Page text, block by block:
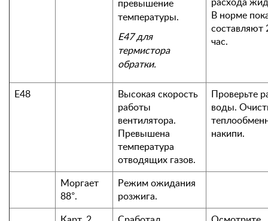
превышение
температуры.
Е47 для
термистора
обратки.
расхода
В норме
составляют
час.
Е48
Высокая скорость
работы
вентилятора.
Превышена
температура
отводящих газов.
Проверьте
воды.
накипи.
Моргает
88°.
Режим ожидания
розжига.